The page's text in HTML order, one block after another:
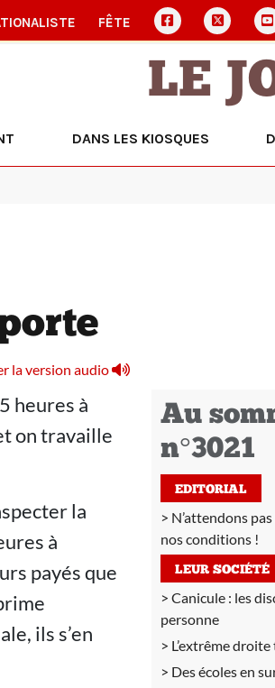
FÊTE
LE
DANS LES KIOSQUES
la version audio
heures à
on travaille
la
à
payés que
ils s’en
Au
n°3021
EDITORIAL
N’attendons
nos conditions !
LEUR SOCIÉTÉ
Canicule : les
personne
L’extrême
Des écoles en